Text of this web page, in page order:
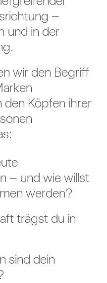
–
und in der
wir den Begriff
den Köpfen ihrer
– und wie willst
werden?
trägst du in
sind dein